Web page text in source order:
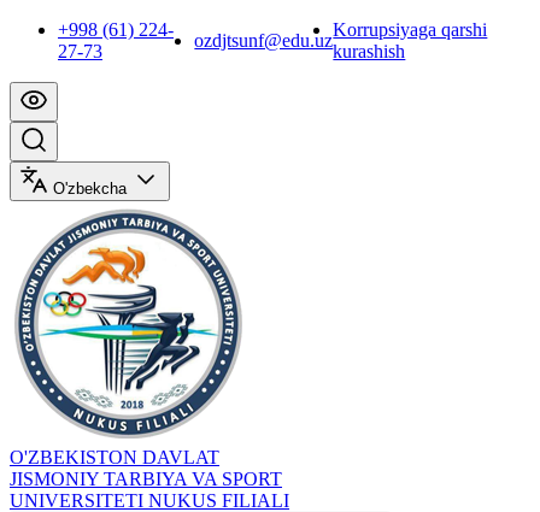
+998 (61) 224-
27-73
ozdjtsunf@edu.uz
Korrupsiyaga qarshi
kurashish
O'zbekcha
O'ZBEKISTON DAVLAT
JISMONIY TARBIYA VA SPORT
UNIVERSITETI NUKUS FILIALI